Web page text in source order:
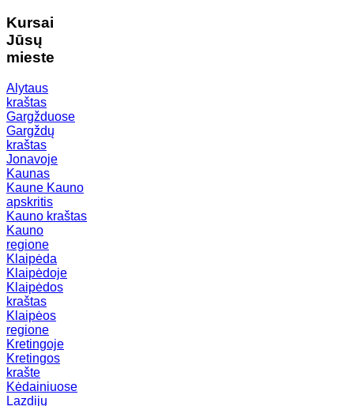
Kursai
Jūsų
mieste
Alytaus
kraštas
Gargžduose
Gargždų
kraštas
Jonavoje
Kaunas
Kaune Kauno
apskritis
Kauno kraštas
Kauno
regione
Klaipėda
Klaipėdoje
Klaipėdos
kraštas
Klaipėos
regione
Kretingoje
Kretingos
krašte
Kėdainiuose
Lazdijų